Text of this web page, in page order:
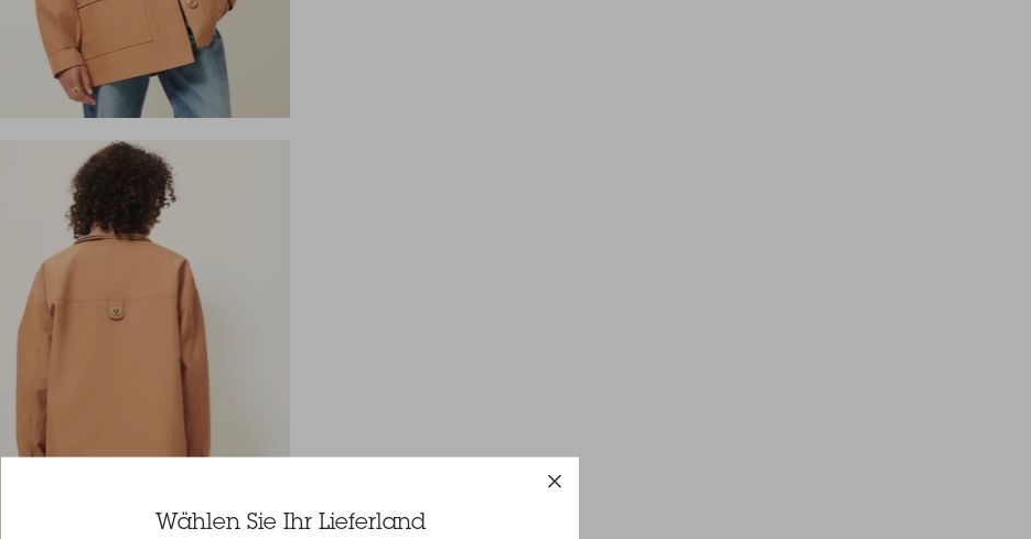
Wählen Sie Ihr Lieferland